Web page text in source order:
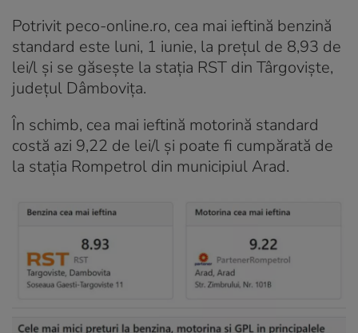
Potrivit peco-online.ro, cea mai ieftină benzină
standard este luni, 1 iunie, la prețul de 8,93 de
lei/l și se găsește la stația RST din Târgoviște,
județul Dâmbovița.
În schimb, cea mai ieftină motorină standard
costă azi 9,22 de lei/l și poate fi cumpărată de
la stația Rompetrol din municipiul Arad.